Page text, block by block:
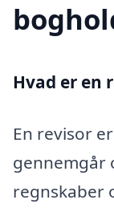
Hvad er en
En revisor
gennemgår
regnskaber